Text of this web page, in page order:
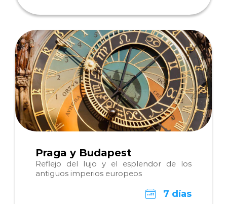
Praga y Budapest
Reflejo del lujo y el esplendor de los
antiguos imperios europeos
7 días